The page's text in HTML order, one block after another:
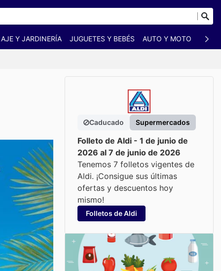
Y JARDINERÍA JUGUETES Y BEBÉS AUTO Y MOTO
Caducado Supermercados
Folleto de Aldi - 1 de junio de
2026 al 7 de junio de 2026
Tenemos 7 folletos vigentes de
Aldi. ¡Consigue sus últimas
ofertas y descuentos hoy
mismo!
Folletos de Aldi